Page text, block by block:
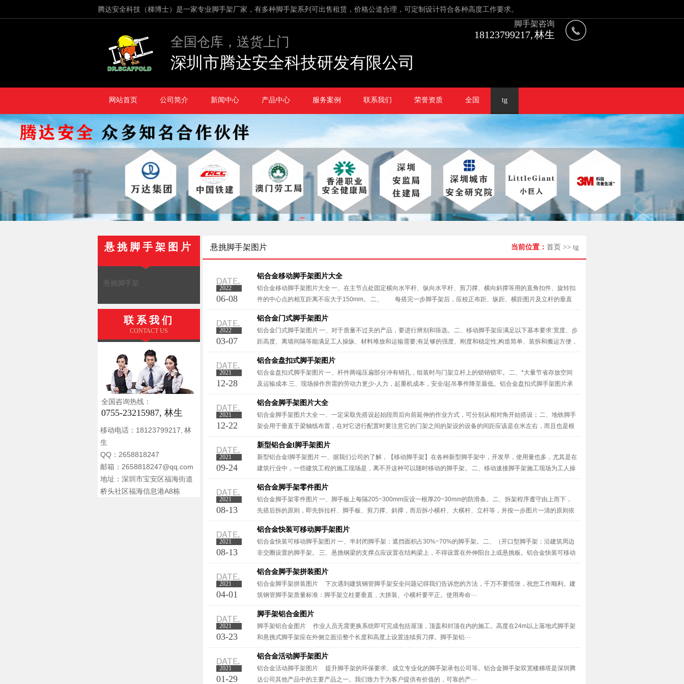
腾达安全科技（梯博士）是一家专业脚手架厂家，有多种脚手架系列可出售租赁，价格公道合理，可定制设计符合各种高度工作要求。
全国仓库，送货上门
深圳市腾达安全科技研发有限公司
脚手架咨询
18123799217, 林生
网站首页 公司简介 新闻中心 产品中心 服务案例 联系我们 荣誉资质 全国 tg
悬挑脚手架图片
悬挑脚手架
联系我们
CONTACT US
全国咨询热线：
0755-23215987, 林生
移动电话：18123799217, 林
生
QQ：2658818247
邮箱：2658818247@qq.com
地址：深圳市宝安区福海街道
桥头社区福海信息港A8栋
悬挑脚手架图片 当前位置： 首页 >> tg
2022
06-08
铝合金移动脚手架图片大全
铝合金移动脚手架图片大全 一、在主节点处固定横向水平杆、纵向水平杆、剪刀撑、横向斜撑等用的直角扣件、旋转扣
件的中心点的相互距离不应大于150mm。 二、 每搭完一步脚手架后，应校正布距、纵距、横距图片及立杆的垂直
度。 三、铝合金脚手架有多种搭建样式铝合金移动脚手架图片大全交叉拉杆···
2022
03-07
铝合金门式脚手架图片
铝合金门式脚手架图片 一、对于质量不过关的产品，要进行辨别和筛选。 二、移动脚手架应满足以下基本要求:宽度、步
距高度、离墙间隔等能满足工人操纵、材料堆放和运输需要;有足够的强度、刚度和稳定性;构造简单、装拆和搬运方便，
能够多次周转利用;随机应变，当场取材，经济适当等。 三、碗扣式钢···
2021
12-28
铝合金盘扣式脚手架图片
铝合金盘扣式脚手架图片 一、杆件两端压扁部分冲有销孔，组装时与门架立杆上的锁销锁牢。 二、*大量节省存放空间
及运输成本 三、现场操作所需的劳动力更少-人力，起重机成本，安全/起吊事件降至最低。铝合金盘扣式脚手架图片承
接各种工程建筑外墙脚手架，室内满堂脚手架、厂区机器设备安装脚手架，···
2021
12-22
铝合金脚手架图片大全
铝合金脚手架图片大全 一、一定采取先搭设起始段而后向前延伸的作业方式，可分别从相对角开始搭设； 二、地铁脚手
架会用于垂直于梁轴线布置，在对它进行配置时要注意它的门架之间的架设的设备的间距应该是在米左右，而且也是根
据它的荷载的情况下进行选择具体的间距。 三、木跳板厚度需要达、栏护关：···
2021
09-24
新型铝合金l脚手架图片
新型铝合金l脚手架图片 一、据我们公司的了解，【移动脚手架】在各种新型脚手架中，开发早，使用量也多，尤其是在
建筑行业中，一些建筑工程的施工现场是，离不开这种可以随时移动的脚手架。 二、移动速接脚手架施工现场为工人操
作并解决垂直和水平运输和安装的各种支持。 三、顶杆:支撑架顶部立杆，···
2021
08-13
铝合金脚手架零件图片
铝合金脚手架零件图片 一、脚手板上每隔205~300mm应设一根厚20~30mm的防滑条。 二、拆架程序遵守由上而下，
先搭后拆的原则，即先拆拉杆、脚手板、剪刀撑、斜撑，而后拆小横杆、大横杆、立杆等，并按一步图片一清的原则依
次进行，严禁上下同时进行拆架作业。 三、半封闭脚手架：遮铝合···
2021
08-13
铝合金快装可移动脚手架图片
铝合金快装可移动脚手架图片 一、半封闭脚手架：遮挡面积占30%~70%的脚手架。 二、（开口型脚手架：沿建筑周边
非交圈设置的脚手架。 三、悬挑钢梁的支撑点应设置在结构梁上，不得设置在外伸阳台上或悬挑板。铝合金快装可移动
脚手架图片产品标准化包装。 ···
2021
04-01
铝合金脚手架拼装图片
铝合金脚手架拼装图片 下次遇到建筑钢管脚手架安全问题记得我们告诉您的方法，千万不要慌张，祝您工作顺利。建
筑钢管脚手架质量标准：脚手架立柱要垂直，大拼装、小横杆要平正。使用寿命···
2021
03-23
脚手架铝合金图片
脚手架铝合金图片 作业人员无需更换系统即可完成包括屋顶，顶盖和封顶在内的施工。高度在24m以上落地式脚手架
和悬挑式脚手架应在外侧立面沿整个长度和高度上设置连续剪刀撑。脚手架铝···
2021
01-29
铝合金活动脚手架图片
铝合金活动脚手架图片 提升脚手架的环保要求、成立专业化的脚手架承包公司等。铝合金脚手架双宽楼梯塔是深圳腾
达公司其他产品中的主要产品之一。我们致力于为客户提供有价值的，可靠的产···